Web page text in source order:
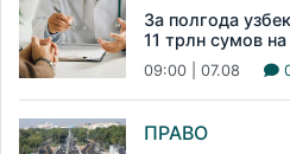
За полгода
11 трлн сумов
09:00 | 07.08
ПРАВО